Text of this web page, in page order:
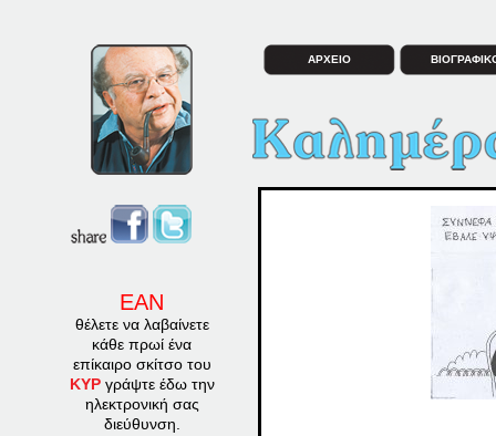
ΕΑΝ
θέλετε να λαβαίνετε
κάθε πρωί ένα
επίκαιρο σκίτσο του
ΚΥΡγράψτε έδω την
ηλεκτρονική σας
διεύθυνση.
ΑΡΧΕΙΟ